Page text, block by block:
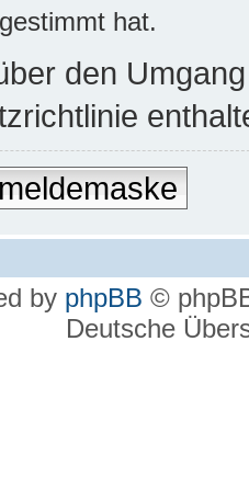
hat.
den
by phpBB ©
Deutsche